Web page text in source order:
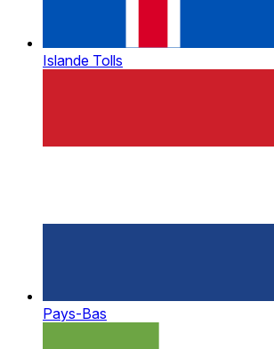
Islande Tolls
Pays-Bas